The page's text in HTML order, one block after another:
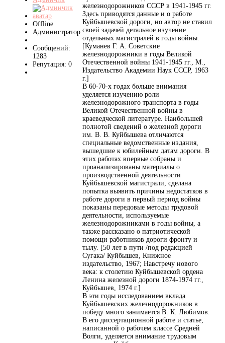
Offline
Администратор
Сообщений:
1283
Репутация: 0
железнодорожников СССР в 1941-1945 гг.
Здесь приводятся данные и о работе
Куйбышевской дороги, но автор не ставил
своей задачей детальное изучение
отдельных магистралей в годы войны.
[Куманев Г. А. Советские
железнодорожники в годы Великой
Отечественной войны 1941-1945 гг., М.,
Издательство Академии Наук СССР, 1963
г.]
В 60-70-х годах больше внимания
уделяется изучению роли
железнодорожного транспорта в годы
Великой Отечественной войны в
краеведческой литературе. Наибольшей
полнотой сведений о железной дороги
им. В. В. Куйбышева отличаются
специальные ведомственные издания,
вышедшие к юбилейным датам дороги. В
этих работах впервые собраны и
проанализированы материалы о
производственной деятельности
Куйбышевской магистрали, сделана
попытка выявить причины недостатков в
работе дороги в первый период войны
показаны передовые методы трудовой
деятельности, используемые
железнодорожниками в годы войны, а
также рассказано о патриотической
помощи работников дороги фронту и
тылу. [50 лет в пути /под редакцией
Сугака/ Куйбышев, Книжное
издательство, 1967; Навстречу нового
века: к столетию Куйбышевской ордена
Ленина железной дороги 1874-1974 гг.,
Куйбышев, 1974 г.]
В эти годы исследованием вклада
Куйбышевских железнодорожников в
победу много занимается В. К. Любимов.
В его диссертационной работе и статье,
написанной о рабочем классе Средней
Волги, уделяется внимание трудовым